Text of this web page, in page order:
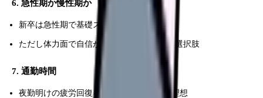
6. 急性期か慢性期か
新卒は急性期で基礎スキルが理想的
ただし体力面で自信がなければ中堅病院も選択肢
7. 通勤時間
夜勤明けの疲労回復を考えて 30 分以内が理想